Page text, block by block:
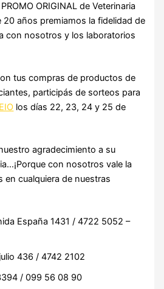
ORIGINAL de Veterinaria
20 años premiamos la fidelidad de
con nosotros y los laboratorios
tus compras de productos de
participás de sorteos para
los días 22, 23, 24 y 25 de
agradecimiento a su
con nosotros vale la
en cualquiera de nuestras
España 1431 / 4722 5052 –
436 / 4742 2102
/ 099 56 08 90